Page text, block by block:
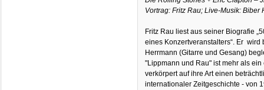
Vortrag: Fritz Rau; Live-Musik: Biber
Fritz Rau liest aus seiner Biografie
eines Konzertveranstalters“. Er wird
Herrmann (Gitarre und Gesang)
"Lippmann und Rau" ist mehr als
verkörpert auf ihre Art einen
internationaler Zeitgeschichte - von